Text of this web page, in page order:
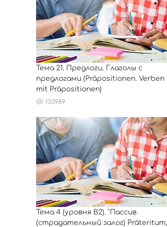
Тема 21. Предлоги. Глаголы с
предлогами (Präpositionen. Verben
mit Präpositionen)
133989
Тема 4 (уровня B2). "Пассив
(страдательный залог) Präteritum,